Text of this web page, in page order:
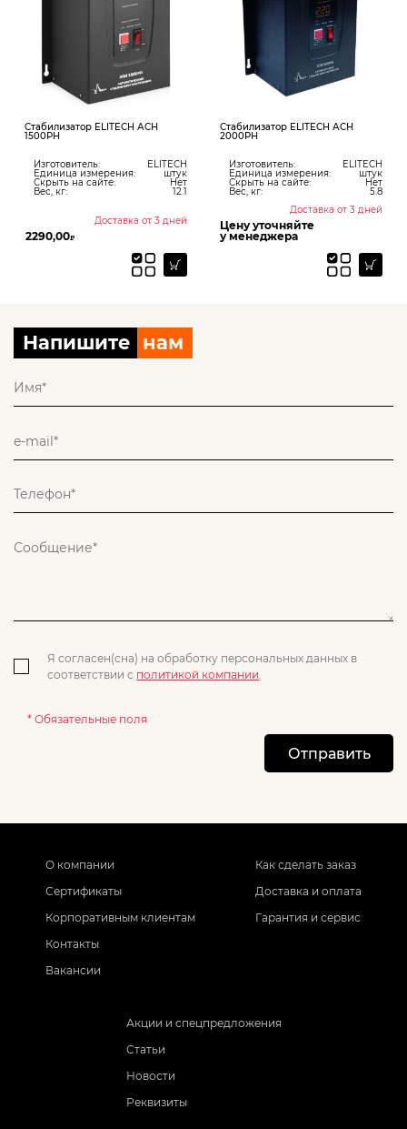
Стабилизатор ELITECH АСН
1500РН
Изготовитель: ELITECH
Единица измерения: штук
Скрыть на сайте: Нет
Вес, кг: 12.1
Доставка от 3 дней
2290,00₽
Стабилизатор ELITECH АСН
2000РН
Изготовитель: ELITECH
Единица измерения: штук
Скрыть на сайте: Нет
Вес, кг:
5.8
Доставка от 3 дней
Цену уточняйте
у менеджера
Напишите нам
Я согласен(сна) на обработку персональных данных в
соответствии с политикой компании
* Обязательные поля
Отправить
О компании
Сертификаты
Корпоративным клиентам
Контакты
Вакансии
Как сделать заказ
Доставка и оплата
Гарантия и сервис
Акции и спецпредложения
Статьи
Новости
Реквизиты